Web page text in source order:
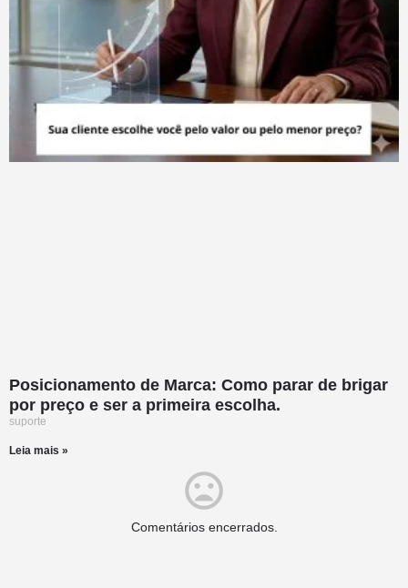
Posicionamento de Marca: Como parar de brigar
por preço e ser a primeira escolha.
suporte
Leia mais »
Comentários encerrados.